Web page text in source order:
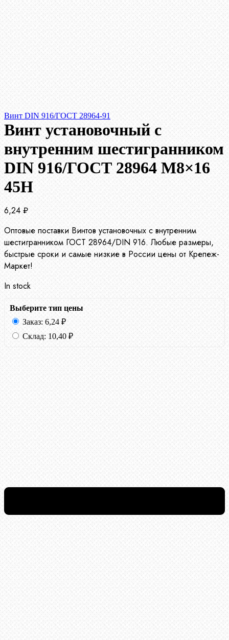
Винт DIN 916/ГОСТ 28964-91
Винт установочный с
внутренним шестигранником
DIN 916/ГОСТ 28964 М8×16
45Н
6,24 ₽
Оптовые поставки Винтов установочных с внутренним
шестигранником ГОСТ 28964/DIN 916. Любые размеры,
быстрые сроки и самые низкие в России цены от Крепеж-
Маркет!
In stock
Выберите тип цены
Заказ: 6,24 ₽
Склад: 10,40 ₽